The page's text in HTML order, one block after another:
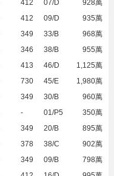
412 07/D
928萬
412 09/D
935萬
349 33/B
968萬
346 38/B
955萬
413 46/D
1,125萬
730 45/E
1,980萬
349 30/B
960萬
- 01/P5
350萬
349 20/B
895萬
378 38/C
902萬
349 09/B
798萬